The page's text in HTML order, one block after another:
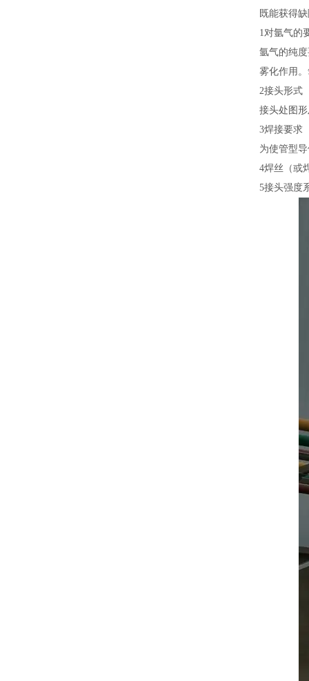
既能获得
1对氩气的
氩气的纯
雾化作用
2接头形式
接头处图
3焊接要求
为使管型
4焊丝（或
5接头强度